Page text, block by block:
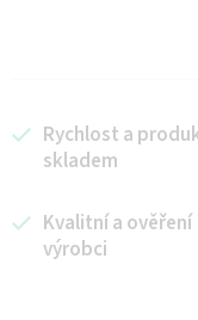
Rychlost a
skladem
Kvalitní a ověření
výrobci